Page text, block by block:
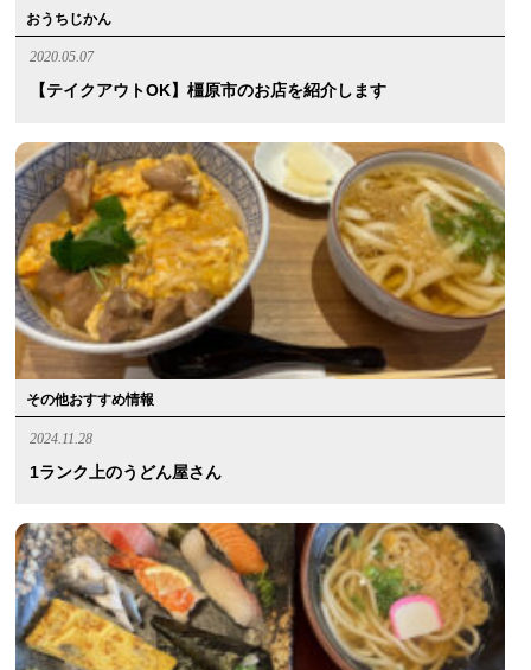
おうちじかん
2020.05.07
【テイクアウトOK】橿原市のお店を紹介します
その他おすすめ情報
2024.11.28
1ランク上のうどん屋さん